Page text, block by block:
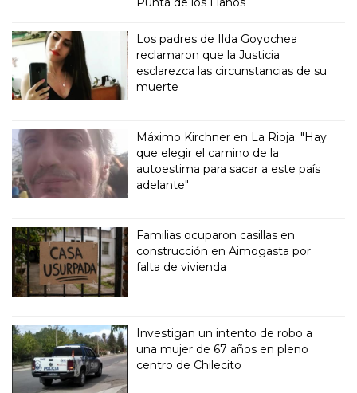
Los padres de Ilda Goyochea
reclamaron que la Justicia
esclarezca las circunstancias de su
muerte
Máximo Kirchner en La Rioja: "Hay
que elegir el camino de la
autoestima para sacar a este país
adelante"
Familias ocuparon casillas en
construcción en Aimogasta por
falta de vivienda
Investigan un intento de robo a
una mujer de 67 años en pleno
centro de Chilecito